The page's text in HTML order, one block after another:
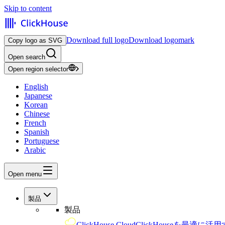
Skip to content
Copy logo as SVG Download full logoDownload logomark
Open search
Open region selector
English
Japanese
Korean
Chinese
French
Spanish
Portuguese
Arabic
Open menu
製品
製品